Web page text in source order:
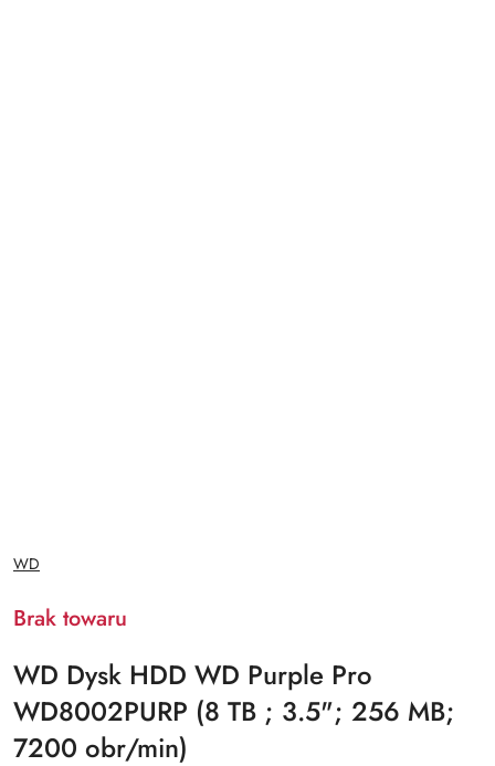
NAZWA
PRODUCENTA:
WD
Brak towaru
WD Dysk HDD WD Purple Pro
WD8002PURP (8 TB ; 3.5"; 256 MB;
7200 obr/min)